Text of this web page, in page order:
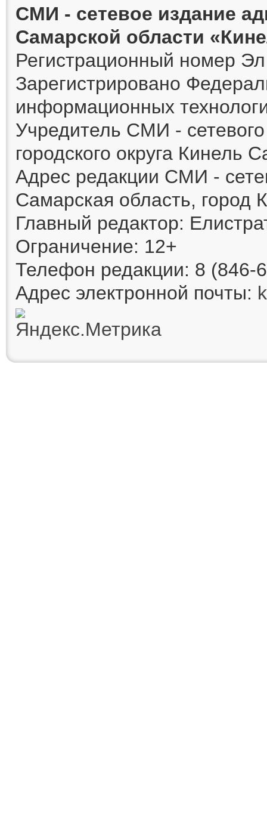
СМИ - сетевое издание
Самарской области
Регистрационный номер
Зарегистрировано
информационных
Учредитель СМИ -
городского округа Кинель
Адрес редакции СМИ -
Самарская область, город
Главный редактор:
Ограничение: 12+
Телефон редакции: 8 (846-
Адрес электронной почты: